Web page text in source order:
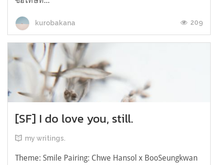
kurobakana 209
[SF] I do love you, still.
my writings.
Theme: Smile Pairing: Chwe Hansol x BooSeungkwan